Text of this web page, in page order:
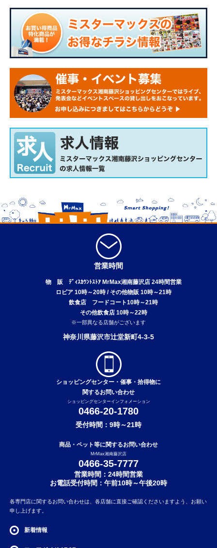
営業時間
物 販 ﾃﾞｨｽｶｳﾝﾄｽﾄｱ MrMax湘南藤沢店 24時間営業
ロピア 10時～20時 / その他物販 10時～21時
飲食店 フードコート10時～21時
その他飲食店 10時～22時
※一部異なる店舗がございます
神奈川県藤沢市辻堂新町4-3-5
ショッピングセンター・催事・拾得物に
関するお問い合わせ
ショッピングセンターインフォメーション
0466-20-1780
受付時間：9時～21時
商品・ペット等に関するお問い合わせ
MrMax湘南藤沢店
0466-35-7777
営業時間：24時間営業
お電話受付時間：午前10時～午後20時
各専門店に関するお問い合わせは、各店舗に直接ご確認くださいますよう、お願い
申し上げます。
新着情報